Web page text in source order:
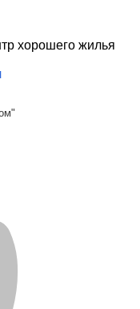
хорошего жилья